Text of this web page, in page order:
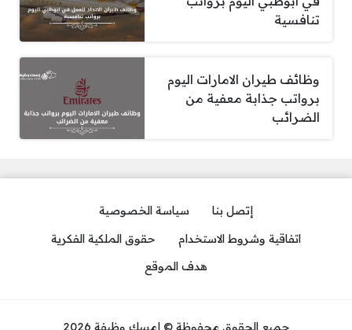
تنافسية
وظائف طيران الامارات اليوم
برواتب جذابة معفية من
الضرائب
إتصل بنا
سياسة الخصوصية
اتفاقية وشروط الاستخدام
حقوق الملكية الفكرية
هدف الموقع
جميع الحقوق محفوظة © إمسك وظيفة 2026